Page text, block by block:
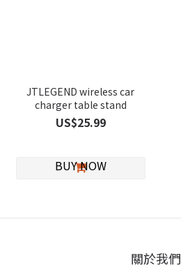
JTLEGEND wireless car
charger table stand
US$25.99
關於我們